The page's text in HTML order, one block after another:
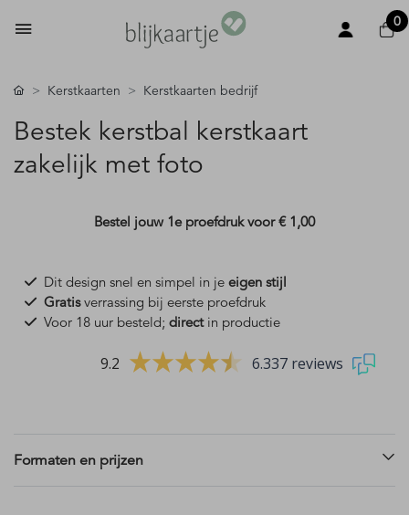
0
Kerstkaarten Kerstkaarten bedrijf
Bestek kerstbal kerstkaart
zakelijk met foto
Bestel jouw 1e proefdruk voor€ 1,00
Dit design snel en simpel in je eigen stijl
Gratisverrassing bij eerste proefdruk
Voor 18 uur besteld; directin productie
9.2 6.337 reviews
Formaten en prijzen